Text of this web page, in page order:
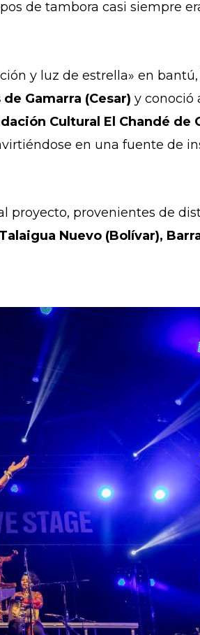
de tambora casi siempre
y luz de estrella» en
Gamarra (Cesar) y conoció
Cultural El Chandé de
en una fuente de
proyecto, provenientes de
Nuevo (Bolívar),